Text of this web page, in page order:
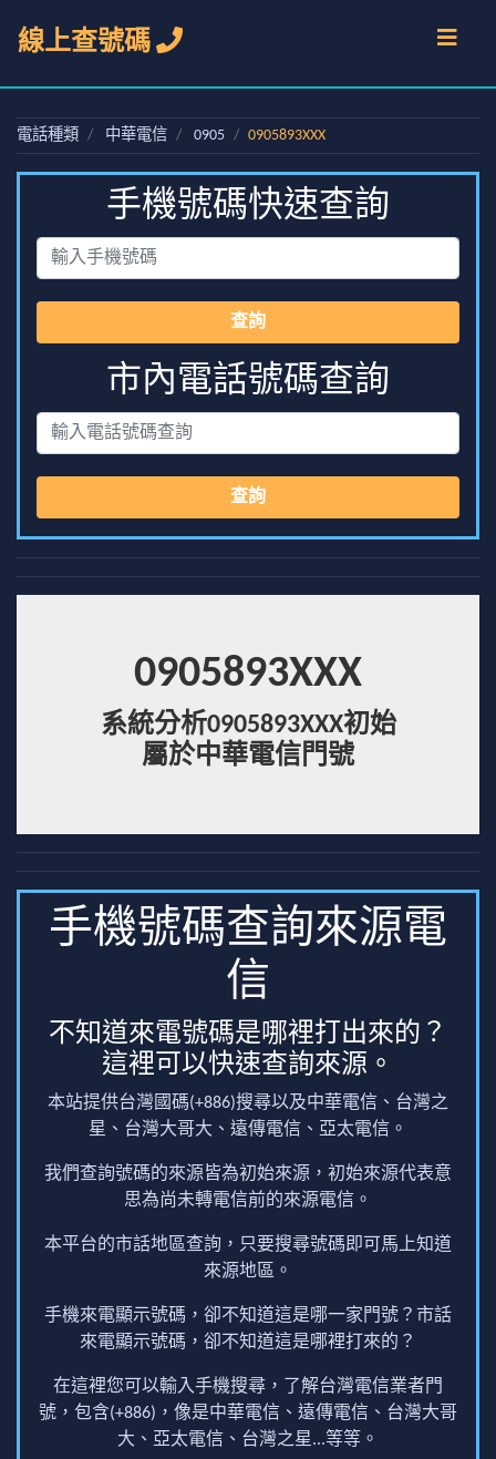
線上查號碼
電話種類 中華電信 0905 0905893XXX
手機號碼快速查詢
查詢
市內電話號碼查詢
查詢
0905893XXX
系統分析0905893XXX初始
屬於中華電信門號
手機號碼查詢來源電
信
不知道來電號碼是哪裡打出來的？
這裡可以快速查詢來源。
本站提供台灣國碼(+886)搜尋以及中華電信、台灣之
星、台灣大哥大、遠傳電信、亞太電信。
我們查詢號碼的來源皆為初始來源，初始來源代表意
思為尚未轉電信前的來源電信。
本平台的市話地區查詢，只要搜尋號碼即可馬上知道
來源地區。
手機來電顯示號碼，卻不知道這是哪一家門號？市話
來電顯示號碼，卻不知道這是哪裡打來的？
在這裡您可以輸入手機搜尋，了解台灣電信業者門
號，包含(+886)，像是中華電信、遠傳電信、台灣大哥
大、亞太電信、台灣之星...等等。